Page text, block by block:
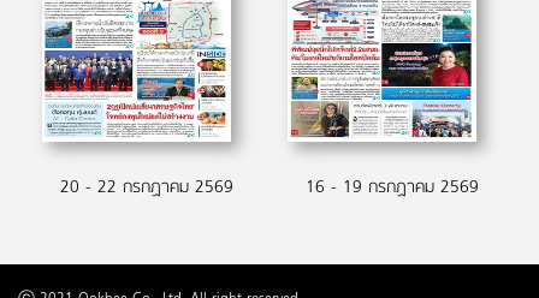
20 - 22 กรกฏาคม 2569 16 - 19 กรกฏาคม 2569